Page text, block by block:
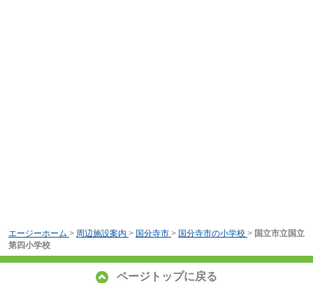
エージーホーム > 周辺施設案内 > 国分寺市 > 国分寺市の小学校 > 国立市立国立
第四小学校
ページトップに戻る